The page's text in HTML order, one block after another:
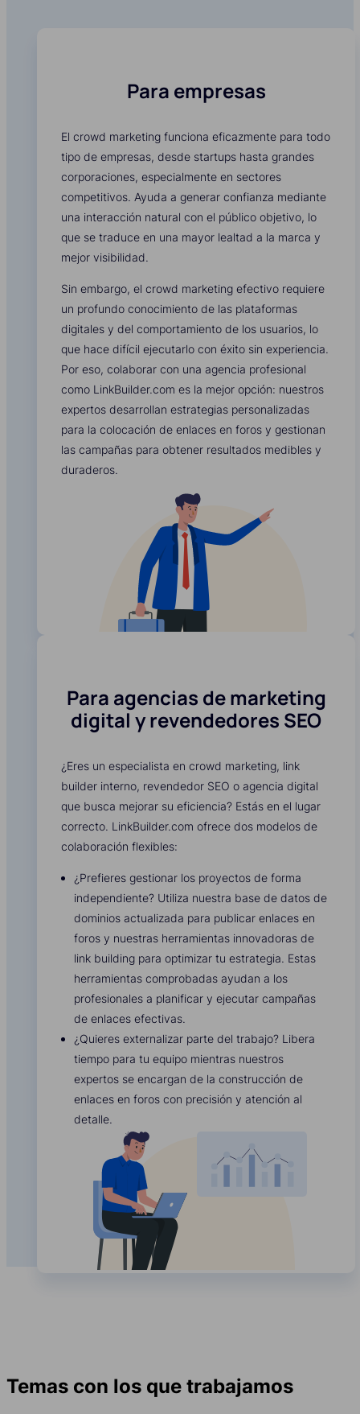
Para empresas
El crowd marketing funciona eficazmente para todo
tipo de empresas, desde startups hasta grandes
corporaciones, especialmente en sectores
competitivos. Ayuda a generar confianza mediante
una interacción natural con el público objetivo, lo
que se traduce en una mayor lealtad a la marca y
mejor visibilidad.
Sin embargo, el crowd marketing efectivo requiere
un profundo conocimiento de las plataformas
digitales y del comportamiento de los usuarios, lo
que hace difícil ejecutarlo con éxito sin experiencia.
Por eso, colaborar con una agencia profesional
como LinkBuilder.com es la mejor opción: nuestros
expertos desarrollan estrategias personalizadas
para la colocación de enlaces en foros y gestionan
las campañas para obtener resultados medibles y
duraderos.
Para agencias de marketing
digital y revendedores SEO
¿Eres un especialista en crowd marketing, link
builder interno, revendedor SEO o agencia digital
que busca mejorar su eficiencia? Estás en el lugar
correcto. LinkBuilder.com ofrece dos modelos de
colaboración flexibles:
¿Prefieres gestionar los proyectos de forma
independiente? Utiliza nuestra base de datos de
dominios actualizada para publicar enlaces en
foros y nuestras herramientas innovadoras de
link building para optimizar tu estrategia. Estas
herramientas comprobadas ayudan a los
profesionales a planificar y ejecutar campañas
de enlaces efectivas.
¿Quieres externalizar parte del trabajo? Libera
tiempo para tu equipo mientras nuestros
expertos se encargan de la construcción de
enlaces en foros con precisión y atención al
detalle.
Temas con los que trabajamos